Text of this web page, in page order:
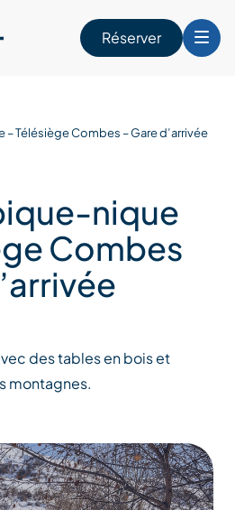
Réserver
– Télésiège Combes – Gare d’arrivée
nique
Combes
des tables en bois et
montagnes.